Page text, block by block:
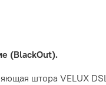
(BlackOut).
штора VELUX DSL